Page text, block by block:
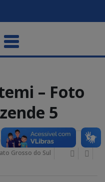
– Foto
5
2026 1:53 pm
Grosso do Sul